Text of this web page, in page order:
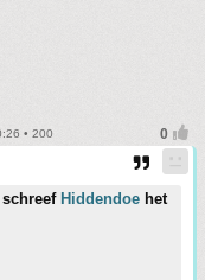
• 200
schreef Hiddendoe het